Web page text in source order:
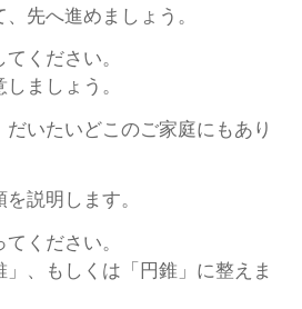
先へ進めましょう。
てください。
ましょう。
だいたいどこのご家庭にもあり
説明します。
てください。
、もしくは「円錐」に整えま